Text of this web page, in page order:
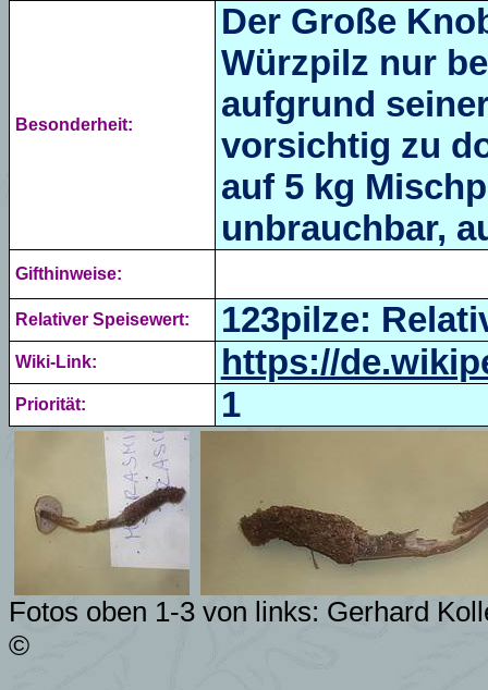
Besonderheit:
Der Große
Würzpilz nur
aufgrund
vorsichtig zu
auf 5 kg
unbrauchbar,
Gifthinweise:
Relativer Speisewert: 123pilze:
Wiki-Link: https://
Priorität: 1
Fotos oben 1-3 von links: Gerhard
©